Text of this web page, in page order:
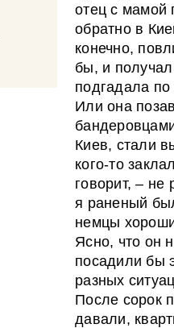
отец с мамой
обратно в
конечно,
бы, и
подгадала
Или она
Киев, стали
кого-то
говорит, – не
я раненый
немцы
Ясно, что он
посадили бы
разных
После сорок
давали,